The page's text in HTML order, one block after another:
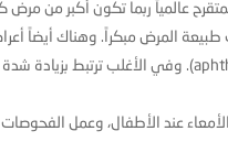
عالمياً ربما تكون أكبر من
المرض مبكراً. وهناك أيضاً
عند الأطفال، وعمل